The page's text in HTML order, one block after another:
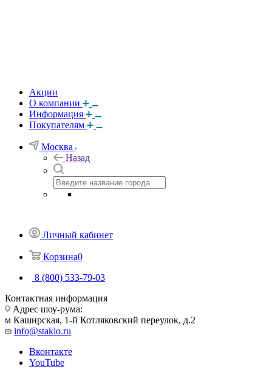
Акции
О компании
Информация
Покупателям
Москва
Назад
Личный кабинет
Корзина0
8 (800) 533-79-03
Контактная информация
Адрес шоу-рума:
м Каширская, 1-й Котляковский переулок, д.2
info@staklo.ru
Вконтакте
YouTube